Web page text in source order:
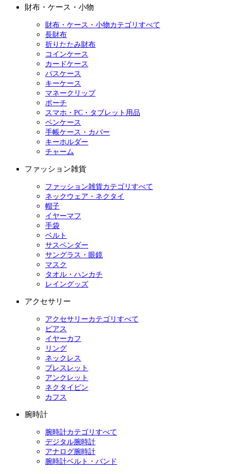
財布・ケース・小物
財布・ケース・小物カテゴリすべて
長財布
折りたたみ財布
コインケース
カードケース
パスケース
キーケース
マネークリップ
ポーチ
スマホ・PC・タブレット用品
ペンケース
手帳ケース・カバー
キーホルダー
チャーム
ファッション雑貨
ファッション雑貨カテゴリすべて
ネックウェア・ネクタイ
帽子
イヤーマフ
手袋
ベルト
サスペンダー
サングラス・眼鏡
マスク
タオル・ハンカチ
レイングッズ
アクセサリー
アクセサリーカテゴリすべて
ピアス
イヤーカフ
リング
ネックレス
ブレスレット
アンクレット
ネクタイピン
カフス
腕時計
腕時計カテゴリすべて
デジタル腕時計
アナログ腕時計
腕時計ベルト・バンド